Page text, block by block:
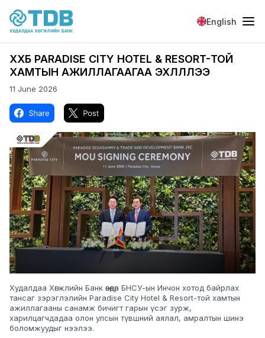
Skip to main content
English
ХХБ PARADISE CITY HOTEL & RESORT-ТОЙ
ХАМТЫН АЖИЛЛАГААГАА ЭХЛҮҮЛЛЭЭ
11 June 2026
Image Image
Худалдаа Хөгжлийн Банк өнөөдөр БНСУ-ын Инчон хотод байрлах
тансаг зэрэглэлийн Paradise City Hotel & Resort-той хамтын
ажиллагааны санамж бичигт гарын үсэг зурж,
харилцагчдадаа олон улсын түвшний аялал, амралтын шинэ
боломжуудыг нээлээ.